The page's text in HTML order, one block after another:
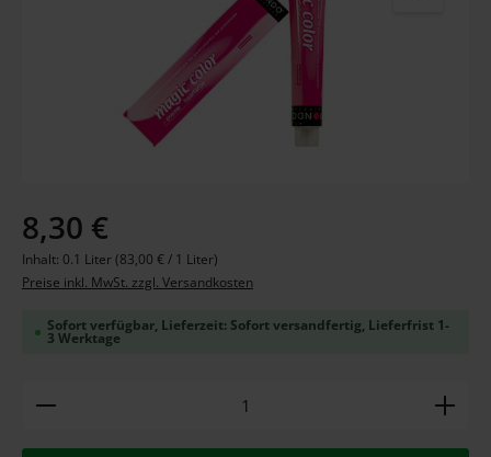
Regulärer Preis:
8,30 €
Inhalt: 0.1 Liter(83,00 € / 1 Liter)
Preise inkl. MwSt. zzgl. Versandkosten
Sofort verfügbar, Lieferzeit: Sofort versandfertig, Lieferfrist 1-
3 Werktage
Produkt Anzahl: Gib den gewünschten Wert ein